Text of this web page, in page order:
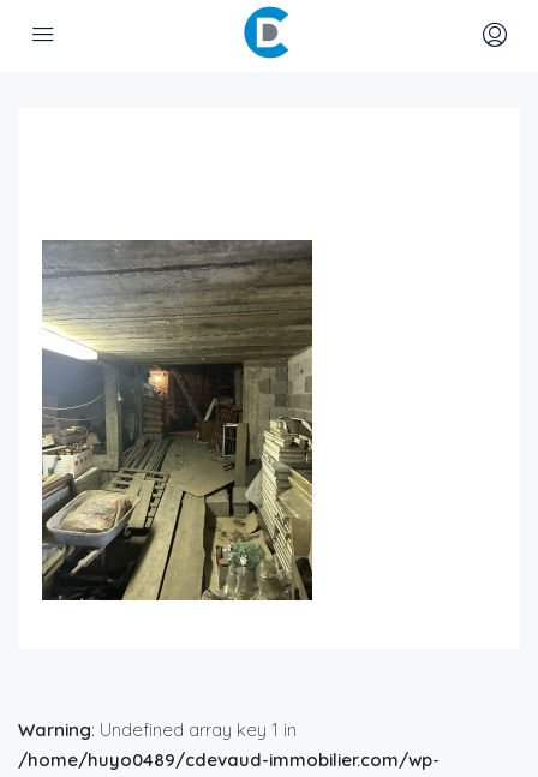
Warning: Undefined array key 1 in
/home/huyo0489/cdevaud-immobilier.com/wp-